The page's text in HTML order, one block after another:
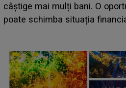
îi
lună
scena principală a
suedeză a ajuns deja